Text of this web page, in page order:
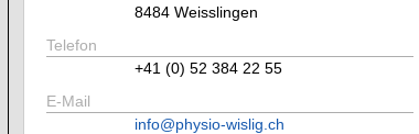
8484 Weisslingen
Telefon
+41 (0) 52 384 22 55
E-Mail
info@physio-wislig.ch